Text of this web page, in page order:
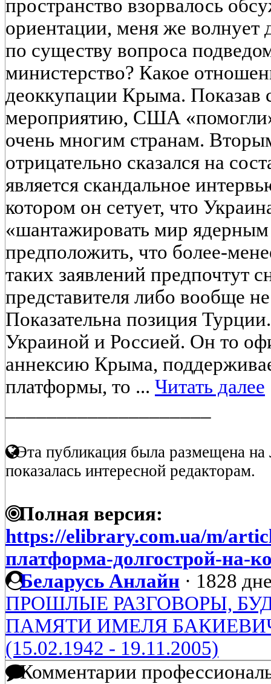
пространство взорвалось
ориентации, меня же волнует
по существу вопроса
министерство? Какое
деоккупации Крыма. Показав
мероприятию, США
очень многим странам.
отрицательно сказался на
является скандальное
котором он сетует, что
«шантажировать мир
предположить, что более-
таких заявлений предпочтут
представителя либо вообще
Показательна позиция
Украиной и Россией. Он то
аннексию Крыма,
платформы, то ... Читать далее
Эта публикация была размещена на
показалась интересной редакторам.
Полная версия:
https://elibrary.com.ua/m/
платформа-долгострой-на-
Беларусь Анлайн · 1828
ПРОШЛЫЕ РАЗГОВОРЫ,
ПАМЯТИ ИМЕЛЯ
(15.02.1942 - 19.11.2005)
Комментарии